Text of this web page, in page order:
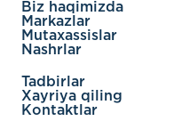
Biz haqimizda
Markazlar
Mutaxassislar
Nashrlar
Tadbirlar
Xayriya qiling
Kontaktlar